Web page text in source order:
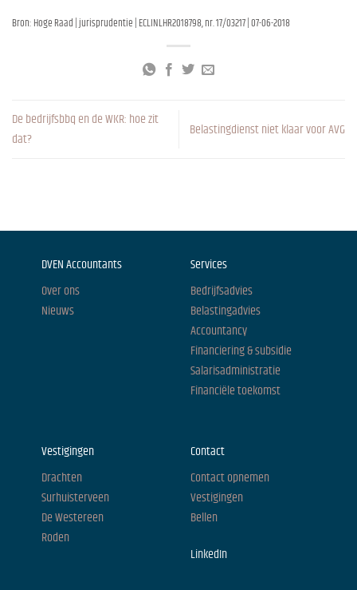
Bron: Hoge Raad | jurisprudentie | ECLINLHR2018798, nr. 17/03217 | 07-06-2018
De bedrijfsbbq en de WKR: hoe zit
dat?
Belastingdienst niet klaar voor AVG
DVEN Accountants
Over ons
Nieuws
Services
Bedrijfsadvies
Belastingadvies
Accountancy
Financiering & subsidie
Salarisadministratie
Financiële toekomst
Vestigingen
Drachten
Surhuisterveen
De Westereen
Roden
Contact
Contact opnemen
Vestigingen
Bellen
LinkedIn